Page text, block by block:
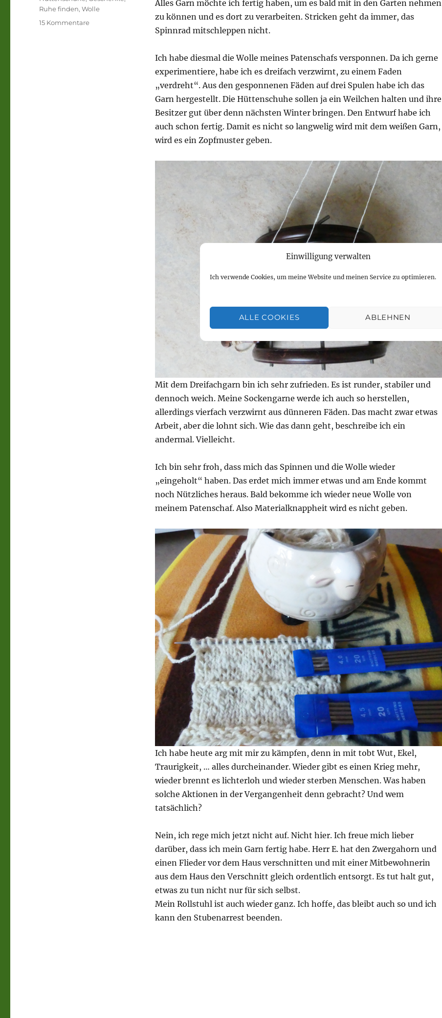
Einwilligung verwalten
Ich verwende Cookies, um meine Website und meinen Service zu optimieren.
ALLE COOKIES ABLEHNEN
Alles Garn möchte ich fertig haben, um es bald mit in den Garten nehmen
zu können und es dort zu verarbeiten. Stricken geht da immer, das
Spinnrad mitschleppen nicht.
Ich habe diesmal die Wolle meines Patenschafs versponnen. Da ich gerne
experimentiere, habe ich es dreifach verzwirnt, zu einem Faden
„verdreht“. Aus den gesponnenen Fäden auf drei Spulen habe ich das
Garn hergestellt. Die Hüttenschuhe sollen ja ein Weilchen halten und ihre
Besitzer gut über denn nächsten Winter bringen. Den Entwurf habe ich
auch schon fertig. Damit es nicht so langwelig wird mit dem weißen Garn,
wird es ein Zopfmuster geben.
Mit dem Dreifachgarn bin ich sehr zufrieden. Es ist runder, stabiler und
dennoch weich. Meine Sockengarne werde ich auch so herstellen,
allerdings vierfach verzwirnt aus dünneren Fäden. Das macht zwar etwas
Arbeit, aber die lohnt sich. Wie das dann geht, beschreibe ich ein
andermal. Vielleicht.
Ich bin sehr froh, dass mich das Spinnen und die Wolle wieder
„eingeholt“ haben. Das erdet mich immer etwas und am Ende kommt
noch Nützliches heraus. Bald bekomme ich wieder neue Wolle von
meinem Patenschaf. Also Materialknappheit wird es nicht geben.
Ich habe heute arg mit mir zu kämpfen, denn in mit tobt Wut, Ekel,
Traurigkeit, … alles durcheinander. Wieder gibt es einen Krieg mehr,
wieder brennt es lichterloh und wieder sterben Menschen. Was haben
solche Aktionen in der Vergangenheit denn gebracht? Und wem
tatsächlich?
Nein, ich rege mich jetzt nicht auf. Nicht hier. Ich freue mich lieber
darüber, dass ich mein Garn fertig habe. Herr E. hat den Zwergahorn und
einen Flieder vor dem Haus verschnitten und mit einer Mitbewohnerin
aus dem Haus den Verschnitt gleich ordentlich entsorgt. Es tut halt gut,
etwas zu tun nicht nur für sich selbst.
Mein Rollstuhl ist auch wieder ganz. Ich hoffe, das bleibt auch so und ich
kann den Stubenarrest beenden.
Ruhe finden,Wolle
15 Kommentarezu